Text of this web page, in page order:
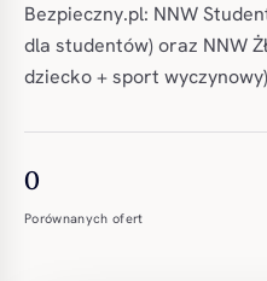
Bezpieczny.pl: NNW
dla studentów) oraz NNW
dziecko + sport
0
Porównanych ofert